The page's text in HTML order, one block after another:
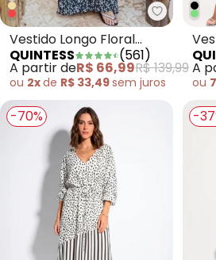
Quintess
Vestido Longo Floral
Preto com Decote
Profundo
QUINTESS (561)
A partir deR$ 66,99R$ 139,99
ou 2xde R$ 33,49sem juros
A
ou
-70% -